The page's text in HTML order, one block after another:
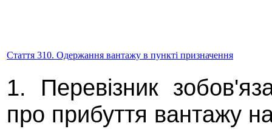
Стаття 310. Одержання вантажу в пункті призначення
1. Перевізник
про прибуття вантажу